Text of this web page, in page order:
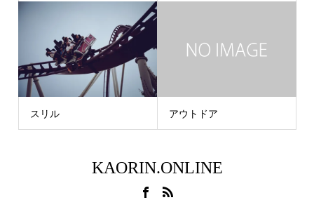
スリル アウトドア
KAORIN.ONLINE